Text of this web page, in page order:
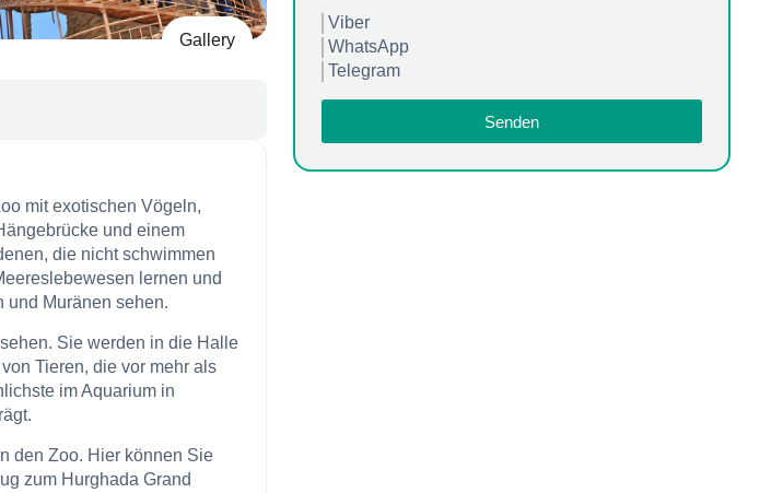
Gallery
mit exotischen Vögeln,
und einem
die nicht schwimmen
lernen und
und Muränen sehen.
Sie werden in die Halle
Tieren, die vor mehr als
im Aquarium in
den Zoo. Hier können Sie
zum Hurghada Grand
Viber
WhatsApp
Telegram
Senden